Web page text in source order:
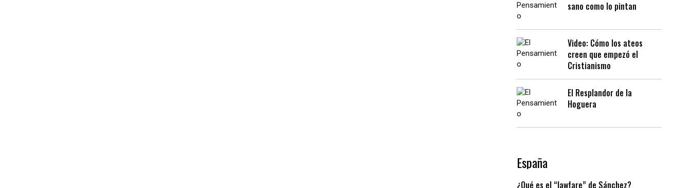
sano como lo pintan
Video: Cómo los ateos
creen que empezó el
Cristianismo
El Resplandor de la
Hoguera
España
¿Qué es el “lawfare” de Sánchez?